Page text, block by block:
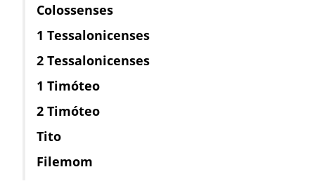
Colossenses
1 Tessalonicenses
2 Tessalonicenses
1 Timóteo
2 Timóteo
Tito
Filemom